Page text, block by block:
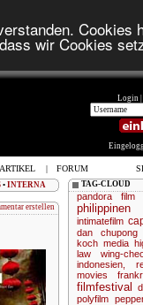
Cookies
wir Cookies
ARTIKEL | FORUM
Login |
• INTERNA
erstellen
TAG-CLOUD
pandora film
philippinen
intimatefilm
dan chupong
koch media
law wing-
indonesien,
movies
filmfestival
polyfilm